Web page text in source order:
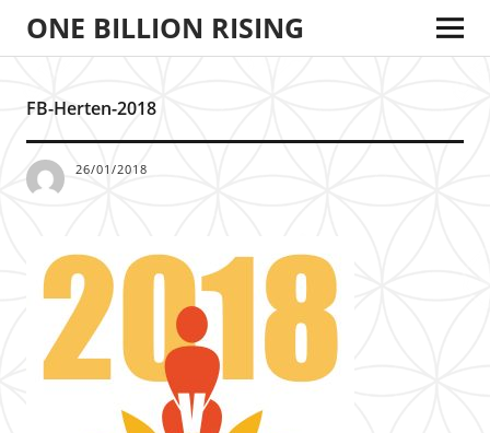
ONE BILLION RISING
FB-Herten-2018
26/01/2018